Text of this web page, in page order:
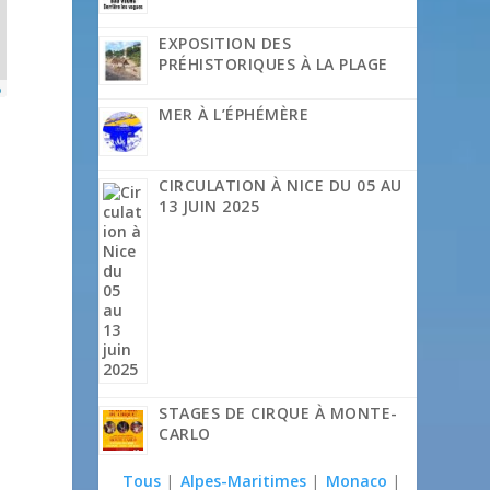
EXPOSITION DES
PRÉHISTORIQUES À LA PLAGE
MER À L’ÉPHÉMÈRE
CIRCULATION À NICE DU 05 AU
13 JUIN 2025
STAGES DE CIRQUE À MONTE-
CARLO
Tous | Alpes-Maritimes | Monaco |